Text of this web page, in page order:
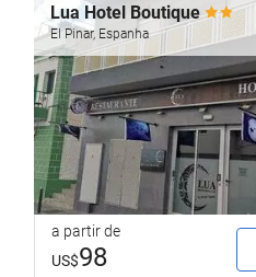
Serviços de receção
Sala para bagagem
Balcão de turismo
Internet
Wi-Fi
Internet
Lua Hotel Boutique
El Pinar, Espanha
a partir de
US$98